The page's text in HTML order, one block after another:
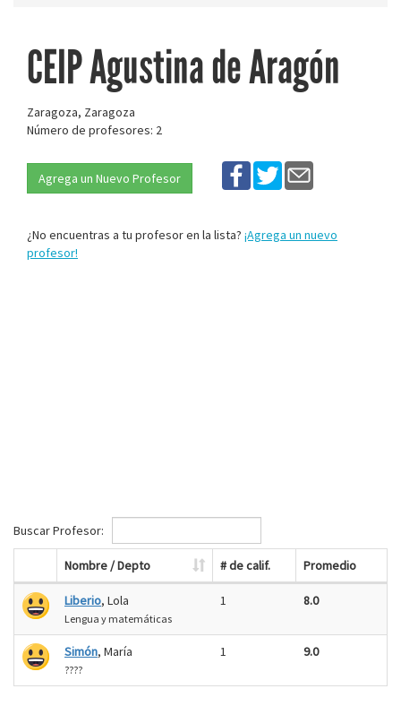
CEIP Agustina de Aragón
Zaragoza, Zaragoza
Número de profesores: 2
Agrega un Nuevo Profesor
¿No encuentras a tu profesor en la lista? ¡Agrega un nuevo
profesor!
Buscar Profesor:
Nombre / Depto # de calif. Promedio
Liberio, Lola
Lengua y matemáticas
1 8.0
Simón, María
????
1 9.0